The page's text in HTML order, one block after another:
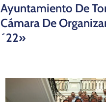
Ayuntamiento De
Cámara De
´22»